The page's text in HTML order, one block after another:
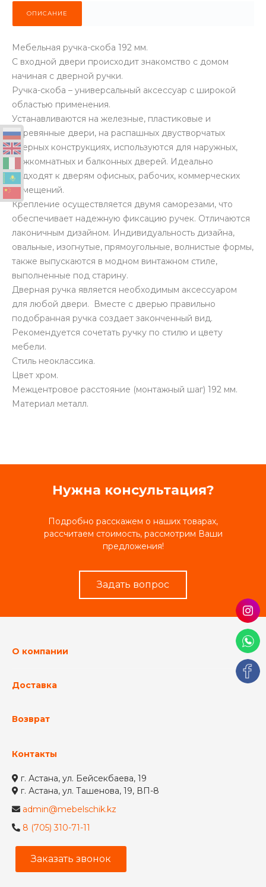
ОПИСАНИЕ
Мебельная ручка-скоба 192 мм.
С входной двери происходит знакомство с домом
начиная с дверной ручки.
Ручка-скоба – универсальный аксессуар с широкой
областью применения.
Устанавливаются на железные, пластиковые и
деревянные двери, на распашных двустворчатых
дверных конструкциях, используются для наружных,
межкомнатных и балконных дверей. Идеально
подходят к дверям офисных, рабочих, коммерческих
помещений.
Крепление осуществляется двумя саморезами, что
обеспечивает надежную фиксацию ручек. Отличаются
лаконичным дизайном. Индивидуальность дизайна,
овальные, изогнутые, прямоугольные, волнистые формы,
также выпускаются в модном винтажном стиле,
выполненные под старину.
Дверная ручка является необходимым аксессуаром
для любой двери. Вместе с дверью правильно
подобранная ручка создает законченный вид.
Рекомендуется сочетать ручку по стилю и цвету
мебели.
Стиль неоклассика.
Цвет хром.
Межцентровое расстояние (монтажный шаг) 192 мм.
Материал металл.
Нужна консультация?
Подробно расскажем о наших товарах,
рассчитаем стоимость, рассмотрим Ваши
предложения!
Задать вопрос
О компании
Доставка
Возврат
Контакты
г. Астана, ул. Бейсекбаева, 19
г. Астана, ул. Ташенова, 19, ВП-8
admin@mebelschik.kz
8 (705) 310-71-11
Заказать звонок